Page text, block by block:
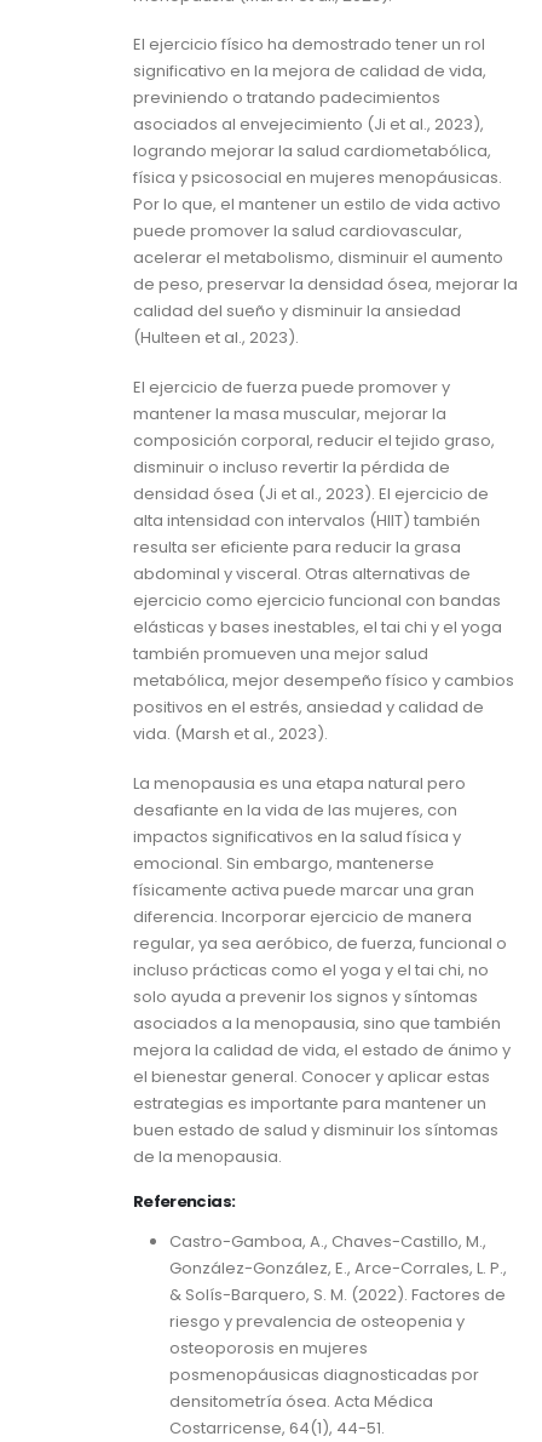
El ejercicio físico ha demostrado tener un rol
significativo en la mejora de calidad de vida,
previniendo o tratando padecimientos
asociados al envejecimiento (Ji et al., 2023),
logrando mejorar la salud cardiometabólica,
física y psicosocial en mujeres menopáusicas.
Por lo que, el mantener un estilo de vida activo
puede promover la salud cardiovascular,
acelerar el metabolismo, disminuir el aumento
de peso, preservar la densidad ósea, mejorar la
calidad del sueño y disminuir la ansiedad
(Hulteen et al., 2023).
El ejercicio de fuerza puede promover y
mantener la masa muscular, mejorar la
composición corporal, reducir el tejido graso,
disminuir o incluso revertir la pérdida de
densidad ósea (Ji et al., 2023). El ejercicio de
alta intensidad con intervalos (HIIT) también
resulta ser eficiente para reducir la grasa
abdominal y visceral. Otras alternativas de
ejercicio como ejercicio funcional con bandas
elásticas y bases inestables, el tai chi y el yoga
también promueven una mejor salud
metabólica, mejor desempeño físico y cambios
positivos en el estrés, ansiedad y calidad de
vida. (Marsh et al., 2023).
La menopausia es una etapa natural pero
desafiante en la vida de las mujeres, con
impactos significativos en la salud física y
emocional. Sin embargo, mantenerse
físicamente activa puede marcar una gran
diferencia. Incorporar ejercicio de manera
regular, ya sea aeróbico, de fuerza, funcional o
incluso prácticas como el yoga y el tai chi, no
solo ayuda a prevenir los signos y síntomas
asociados a la menopausia, sino que también
mejora la calidad de vida, el estado de ánimo y
el bienestar general. Conocer y aplicar estas
estrategias es importante para mantener un
buen estado de salud y disminuir los síntomas
de la menopausia.
Referencias:
Castro-Gamboa, A., Chaves-Castillo, M.,
González-González, E., Arce-Corrales, L. P.,
& Solís-Barquero, S. M. (2022). Factores de
riesgo y prevalencia de osteopenia y
osteoporosis en mujeres
posmenopáusicas diagnosticadas por
densitometría ósea. Acta Médica
Costarricense, 64(1), 44-51.